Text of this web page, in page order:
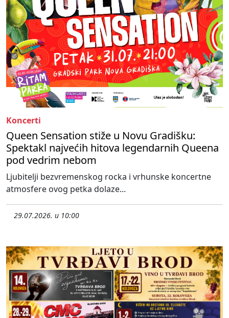
Koncerti
Queen Sensation stiže u Novu Gradišku:
Spektakl najvećih hitova legendarnih Queena
pod vedrim nebom
Ljubitelji bezvremenskog rocka i vrhunske koncertne
atmosfere ovog petka dolaze...
29.07.2026. u 10:00